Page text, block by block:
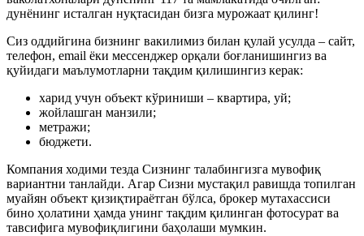
дунёнинг исталган нуқтасидан бизга мурожаат қилинг!
Сиз оддийгина бизнинг вакилимиз билан қулай усулда – сайт,
телефон, email ёки мессенджер орқали боғланишингиз ва
қуйидаги маълумотларни тақдим қилишингиз керак:
харид учун объект кўриниши – квартира, уй;
жойлашган манзили;
метражи;
бюджети.
Компания ходими тезда Сизнинг талабингизга мувофиқ
вариантни танлайди. Агар Сизни мустақил равишда топилган
муайян объект қизиқтираётган бўлса, брокер мутахассиси
бино ҳолатини ҳамда унинг тақдим қилинган фотосурат ва
тавсифига мувофиқлигини баҳолаши мумкин.